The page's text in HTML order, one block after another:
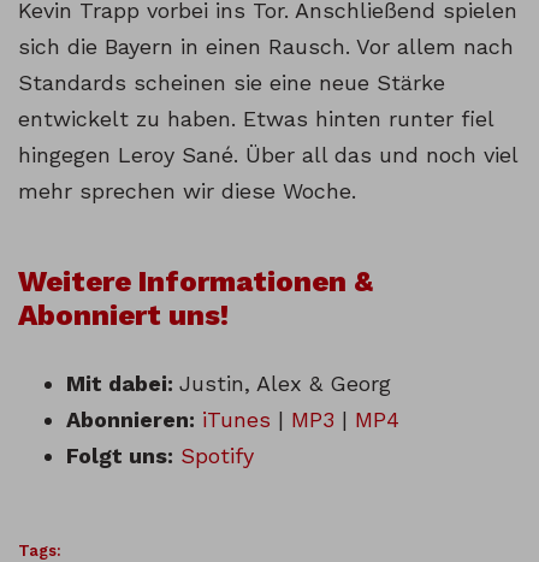
Kevin Trapp vorbei ins Tor. Anschließend spielen
sich die Bayern in einen Rausch. Vor allem nach
Standards scheinen sie eine neue Stärke
entwickelt zu haben. Etwas hinten runter fiel
hingegen Leroy Sané. Über all das und noch viel
mehr sprechen wir diese Woche.
Weitere Informationen &
Abonniert uns!
Mit dabei: Justin, Alex & Georg
Abonnieren: iTunes | MP3 | MP4
Folgt uns: Spotify
Tags: